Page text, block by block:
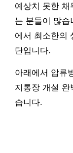
예상치 못한
는 분들이 많
에서 최소한의
단입니다.
아래에서 압류
지통장 개설 완
습니다.